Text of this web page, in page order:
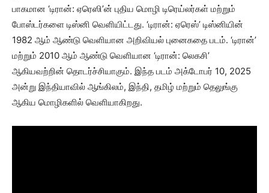
பாகமான ‘டிரான்: ஏரெஸி’ன் புதிய மொழி டிரெய்லர்கள் மற்றும்
போஸ்டர்களை டிஸ்னி வெளியிட்டது. ‘டிரான்: ஏரெஸ்’ டிஸ்னியின்
1982 ஆம் ஆண்டு வெளியான அறிவியல் புனைகதை படம். ‘டிரான்’
மற்றும் 2010 ஆம் ஆண்டு வெளியான ‘டிரான்: லெகசி’
ஆகியவற்றின் தொடர்ச்சியாகும். இந்த படம் அக்டோபர் 10, 2025
அன்று இந்தியாவில் ஆங்கிலம், இந்தி, தமிழ் மற்றும் தெலுங்கு
ஆகிய மொழிகளில் வெளியாகிறது.